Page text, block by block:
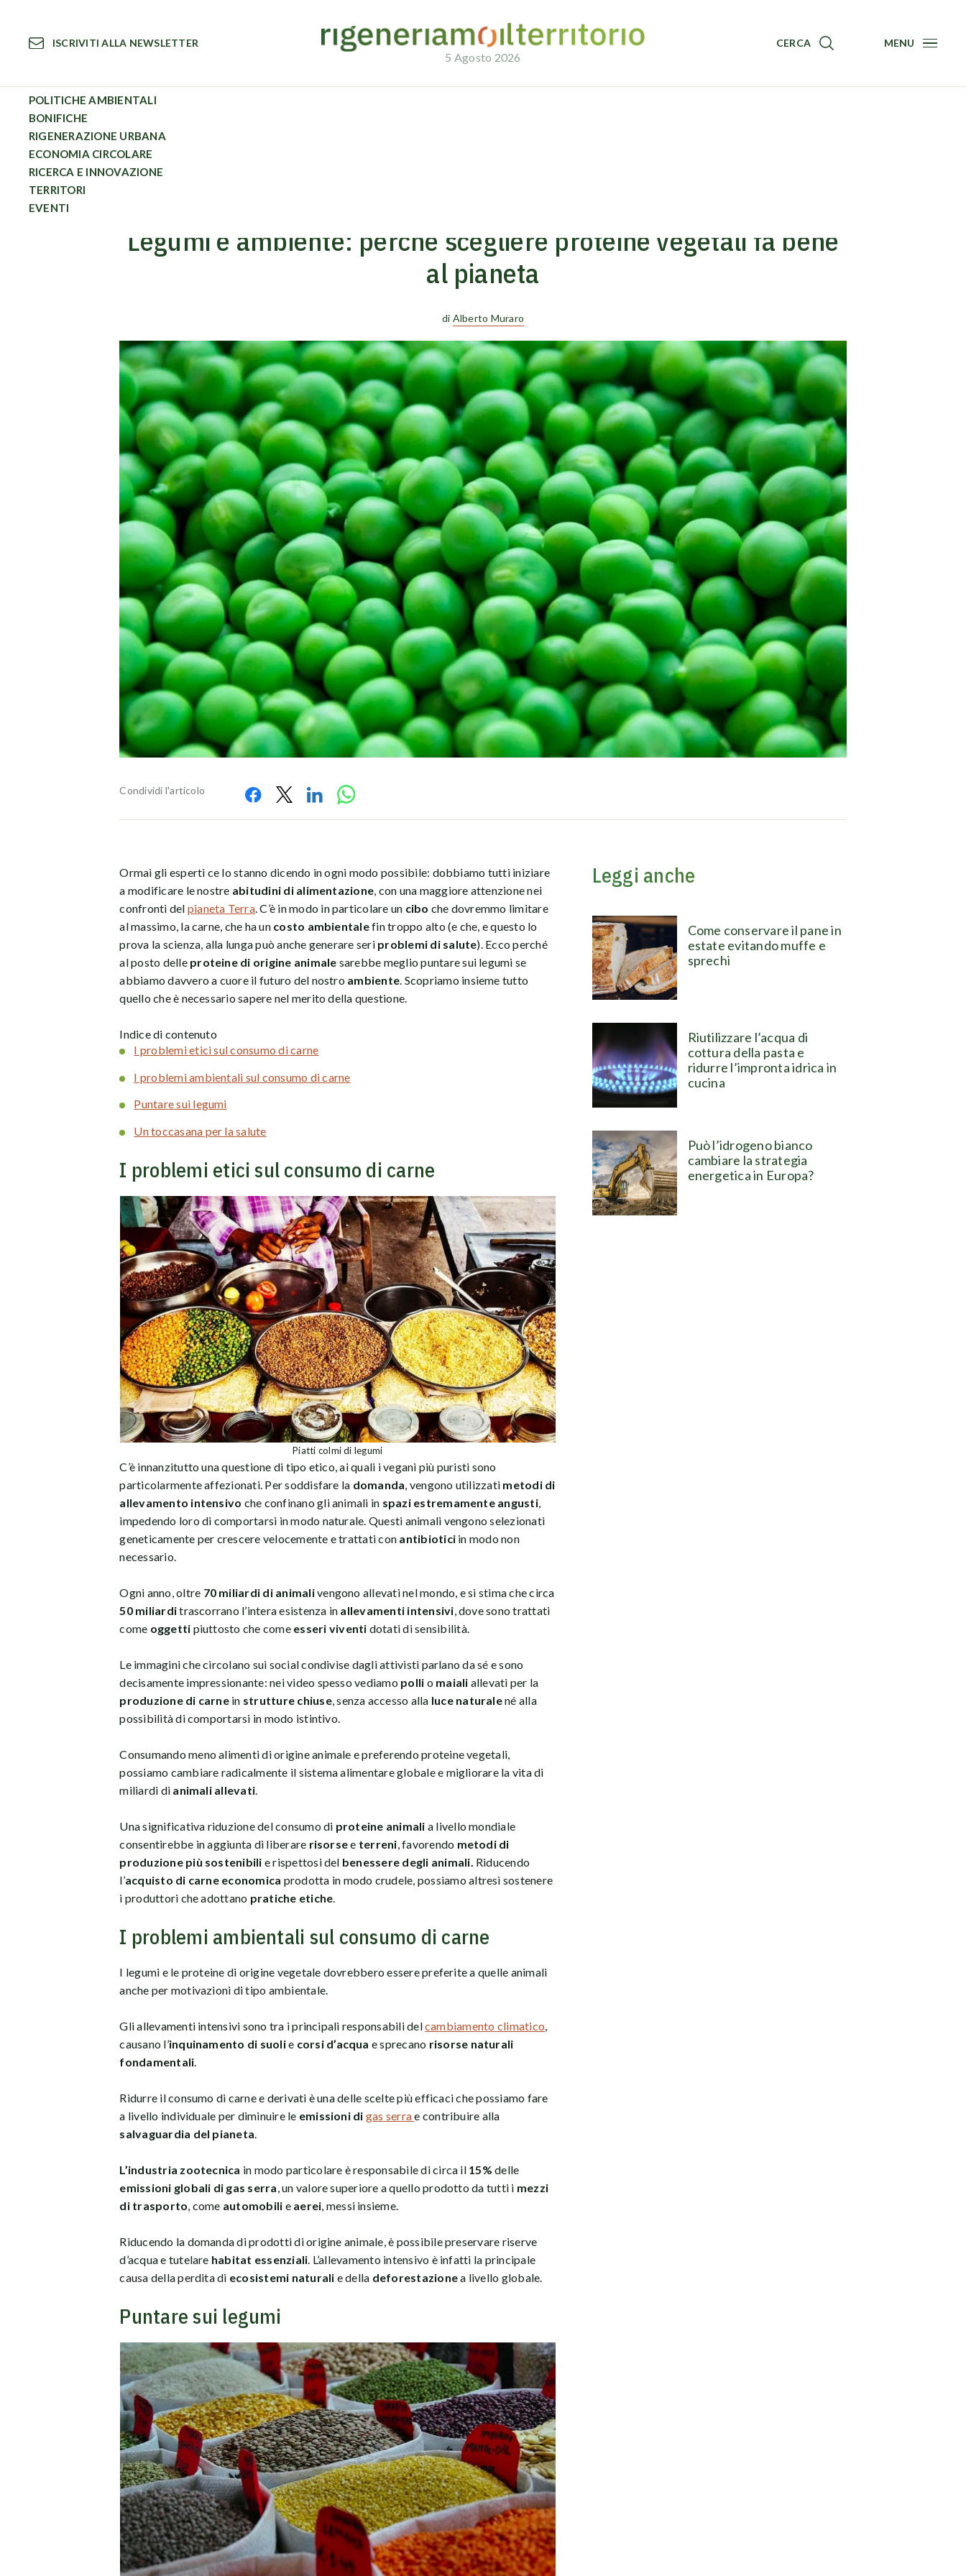
contenuto
ISCRIVITI ALLA NEWSLETTER
5 Agosto 2026
CERCA MENU
POLITICHE AMBIENTALI
BONIFICHE
RIGENERAZIONE URBANA
ECONOMIA CIRCOLARE
RICERCA E INNOVAZIONE
TERRITORI
EVENTI
Circular News Legumi e ambiente: perché scegliere proteine vegetali fa bene al pianeta
Legumi e ambiente: perché scegliere proteine vegetali fa bene
al pianeta
di Alberto Muraro
Condividi l'articolo
Ormai gli esperti ce lo stanno dicendo in ogni modo possibile: dobbiamo tutti iniziare
a modificare le nostre abitudini di alimentazione , con una maggiore attenzione nei
confronti del pianeta Terra. C’è in modo in particolare un cibo che dovremmo limitare
al massimo, la carne, che ha un costo ambientalefin troppo alto (e che, e questo lo
prova la scienza, alla lunga può anche generare seri problemi di salute). Ecco perché
al posto delleproteine di origine animale sarebbe meglio puntare sui legumi se
abbiamo davvero a cuore il futuro del nostro ambiente . Scopriamo insieme tutto
quello che è necessario sapere nel merito della questione.
Indice di contenuto
I problemi etici sul consumo di carne
I problemi ambientali sul consumo di carne
Puntare sui legumi
Un toccasana per la salute
I problemi etici sul consumo di carne
Piatti colmi di legumi
C’è innanzitutto una questione di tipo etico, ai quali i vegani più puristi sono
particolarmente affezionati. Per soddisfare la domanda , vengono utilizzati metodi di
allevamento intensivo che confinano gli animali in spazi estremamente angusti,
impedendo loro di comportarsi in modo naturale. Questi animali vengono selezionati
geneticamente per crescere velocemente e trattati con antibiotici in modo non
necessario.
Ogni anno, oltre 70 miliardi di animalivengono allevati nel mondo, e si stima che circa
50 miliarditrascorrano l’intera esistenza in allevamenti intensivi , dove sono trattati
come oggetti piuttosto che come esseri viventi dotati di sensibilità.
Le immagini che circolano sui social condivise dagli attivisti parlano da sé e sono
decisamente impressionante: nei video spesso vediamo polli o maiali allevati per la
produzione di carnein strutture chiuse, senza accesso alla luce naturalené alla
possibilità di comportarsi in modo istintivo.
Consumando meno alimenti di origine animale e preferendo proteine vegetali,
possiamo cambiare radicalmente il sistema alimentare globale e migliorare la vita di
miliardi di animali allevati
Una significativa riduzione del consumo di proteine animali a livello mondiale
consentirebbe in aggiunta di liberare risorsee terreni , favorendo metodi di
produzione più sostenibili e rispettosi del benessere degli animali. Riducendo
l’acquisto di carne economica prodotta in modo crudele, possiamo altresì sostenere
i produttori che adottano pratiche etiche
I problemi ambientali sul consumo di carne
I legumi e le proteine di origine vegetale dovrebbero essere preferite a quelle animali
anche per motivazioni di tipo ambientale.
Gli allevamenti intensivi sono tra i principali responsabili delcambiamento climatico
causano l’inquinamento di suolie corsi d’acqua e sprecano risorse naturali
fondamentali
Ridurre il consumo di carne e derivati è una delle scelte più efficaci che possiamo fare
a livello individuale per diminuire le emissioni di gas serrae contribuire alla
salvaguardia del pianeta
L’industria zootecnica in modo particolare è responsabile di circa il15% delle
emissioni globali di gas serra , un valore superiore a quello prodotto da tutti i mezzi
di trasporto , come automobili e aerei , messi insieme.
Riducendo la domanda di prodotti di origine animale, è possibile preservare riserve
d’acqua e tutelare habitat essenziali . L’allevamento intensivo è infatti la principale
causa della perdita di ecosistemi naturali e della deforestazionea livello globale.
Puntare sui legumi
Leggi anche
Come conservare il pane in
estate evitando muffe e
sprechi
Riutilizzare l’acqua di
cottura della pasta e
ridurre l’impronta idrica in
cucina
Può l’idrogeno bianco
cambiare la strategia
energetica in Europa?